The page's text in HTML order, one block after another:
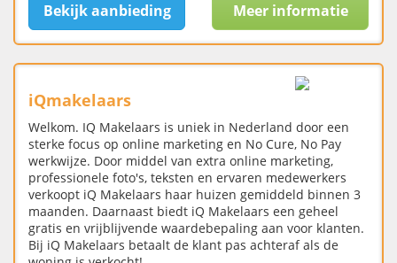
Bekijk aanbieding Meer informatie
iQmakelaars
Welkom. IQ Makelaars is uniek in Nederland door een
sterke focus op online marketing en No Cure, No Pay
werkwijze. Door middel van extra online marketing,
professionele foto's, teksten en ervaren medewerkers
verkoopt iQ Makelaars haar huizen gemiddeld binnen 3
maanden. Daarnaast biedt iQ Makelaars een geheel
gratis en vrijblijvende waardebepaling aan voor klanten.
Bij iQ Makelaars betaalt de klant pas achteraf als de